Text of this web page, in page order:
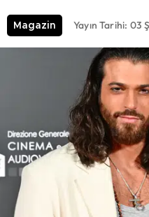
Magazin Yayın Tarihi: 03